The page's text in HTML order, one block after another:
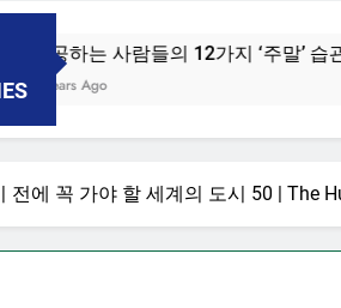
성공하는 사람들의 12가지 ‘주말’ 습관
7 Years Ago
전에 꼭 가야 할 세계의 도시 50 | The